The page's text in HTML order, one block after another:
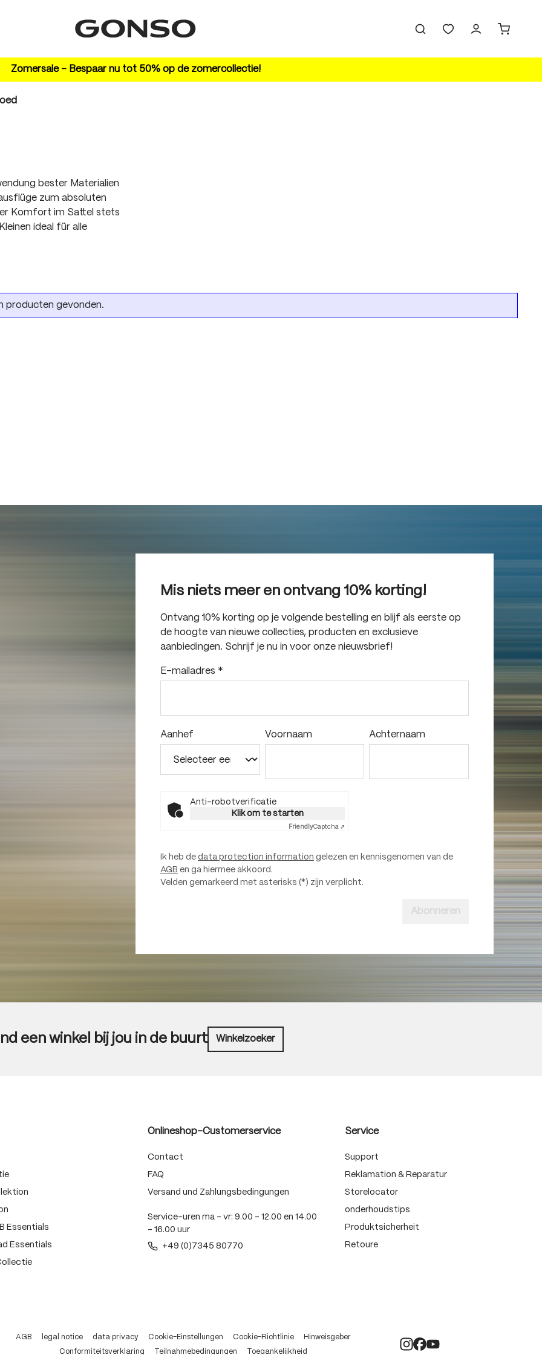
Zomersale – Bespaar nu tot 50% op de zomercollectie!
bester Materialien
zum absoluten
Komfort im Sattel stets
ideal für alle
producten gevonden.
Mis niets meer en ontvang 10% korting!
Ontvang 10% korting op je volgende bestelling en blijf als eerste op
de hoogte van nieuwe collecties, producten en exclusieve
aanbiedingen. Schrijf je nu in voor onze nieuwsbrief!
E-mailadres *
Aanhef Voornaam Achternaam
Anti-robotverificatie
Klik om te starten
FriendlyCaptcha ⇗
Ik heb de data protection information gelezen en kennisgenomen van de
AGB en ga hiermee akkoord.
Velden gemarkeerd met asterisks (*) zijn verplicht.
Abonneren
een winkel bij jou in de buurt Winkelzoeker
Essentials
Essentials
Onlineshop-Customerservice
Contact
FAQ
Versand und Zahlungsbedingungen
Service-uren ma – vr: 9.00 – 12.00 en 14.00
– 16.00 uur
+49 (0)7345 80770
Service
Support
Reklamation & Reparatur
Storelocator
onderhoudstips
Produktsicherheit
Retoure
AGB legal notice data privacy Cookie-Einstellungen Cookie-Richtlinie Hinweisgeber
Conformiteitsverklaring Teilnahmebedingungen Toegankelijkheid